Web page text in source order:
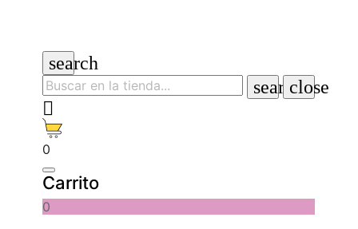
search
searchclose

0
Carrito
0